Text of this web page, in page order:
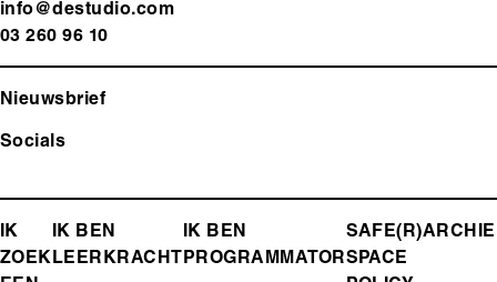
info@destudio.com
03 260 96 10
Nieuwsbrief
Socials
FOOTER-
IK
ZOEK
IK BEN
LEERKRACHT
IK BEN
PROGRAMMATOR
SAFE(R)
SPACE